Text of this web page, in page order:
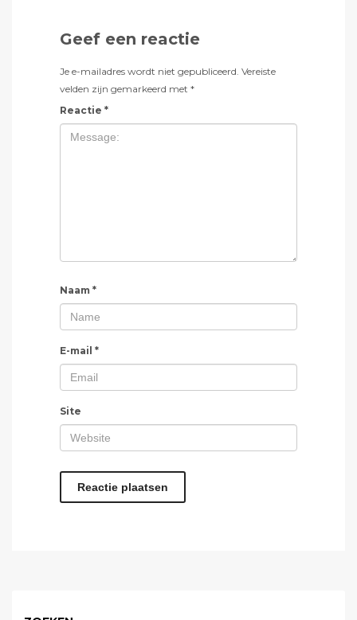
Geef een reactie
Je e-mailadres wordt niet gepubliceerd. Vereiste
velden zijn gemarkeerd met *
Reactie *
Naam *
E-mail *
Site